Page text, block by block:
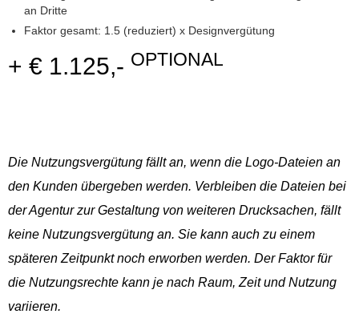
an Dritte
Faktor gesamt: 1.5 (reduziert) x Designvergütung
+ € 1.125,- OPTIONAL
Die Nutzungsvergütung fällt an, wenn die Logo-Dateien an
den Kunden übergeben werden. Verbleiben die Dateien bei
der Agentur zur Gestaltung von weiteren Drucksachen, fällt
keine Nutzungsvergütung an. Sie kann auch zu einem
späteren Zeitpunkt noch erworben werden. Der Faktor für
die Nutzungsrechte kann je nach Raum, Zeit und Nutzung
variieren.